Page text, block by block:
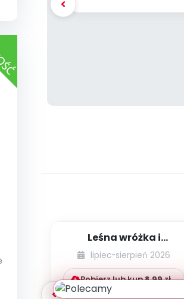
Leśna wróżka i
przyjaciele
lipiec-sierpień 2026
Pobierz lub kup8.99zł